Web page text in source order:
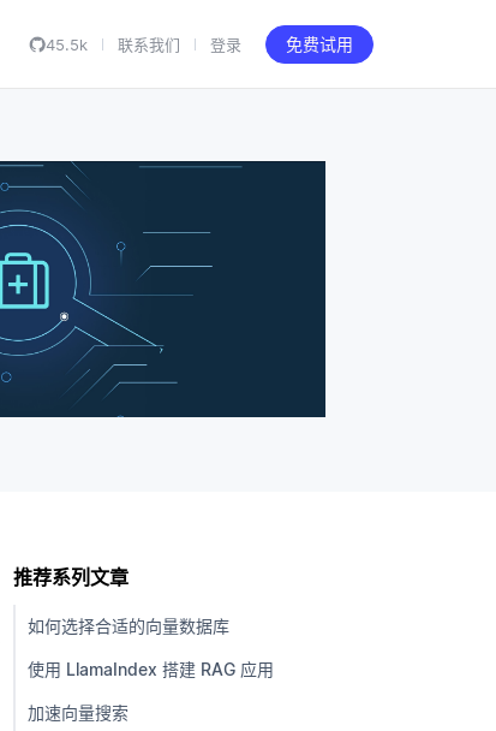
45.5k 联系我们 登录 免费试用
推荐系列文章
如何选择合适的向量数据库
使用 LlamaIndex 搭建 RAG 应用
加速向量搜索